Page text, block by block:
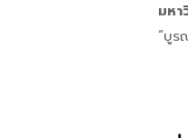
มหา
“บู